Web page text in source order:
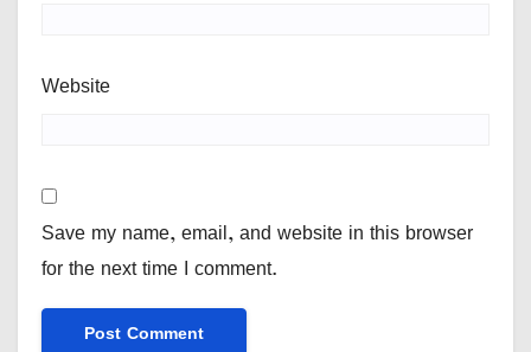
Website
Save my name, email, and website in this browser
for the next time I comment.